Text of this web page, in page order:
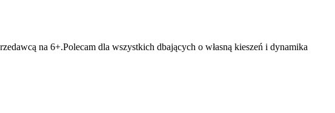
na 6+.Polecam dla wszystkich dbających o własną kieszeń i dynamika